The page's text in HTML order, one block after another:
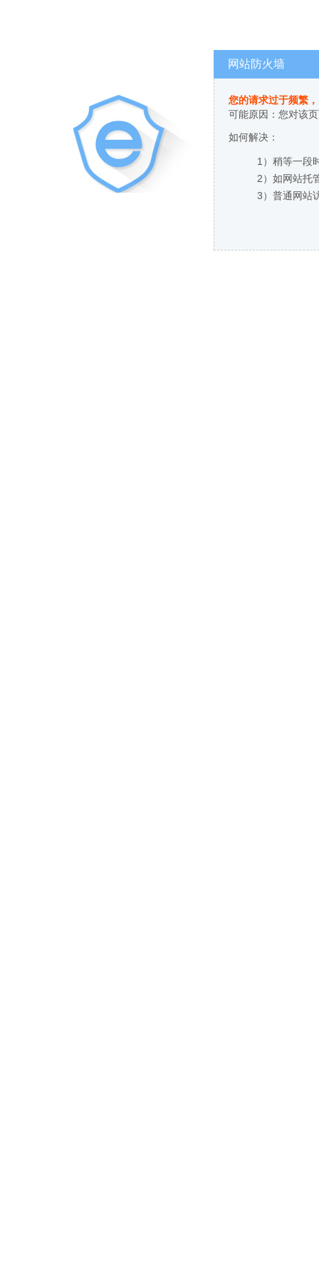
网站防火墙
您的请求过于频繁
可能原因：您对该
如何解决：
1）稍等一段
2）如网站托
3）普通网站